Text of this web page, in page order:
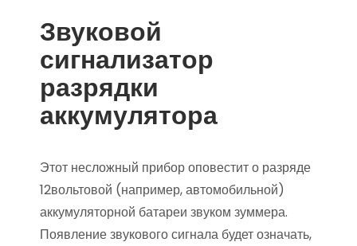
Звуковой
сигнализатор
разрядки
аккумулятора
Этот несложный прибор оповестит о разряде
12вольтовой (например, автомобильной)
аккумуляторной батареи звуком зуммера.
Появление звукового сигнала будет означать,